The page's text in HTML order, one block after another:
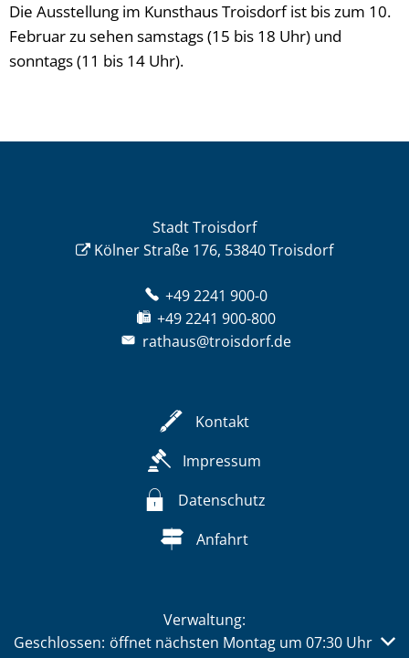
Die Ausstellung im Kunsthaus Troisdorf ist bis zum 10.
Februar zu sehen samstags (15 bis 18 Uhr) und
sonntags (11 bis 14 Uhr).
Stadt Troisdorf
Kölner Straße 176, 53840 Troisdorf
+49 2241 900-0
+49 2241 900-800
rathaus@troisdorf.de
Kontakt
Impressum
Datenschutz
Anfahrt
Verwaltung:
Klicken, um weitere Öffnungs- oder Schließzeiten
Geschlossen: öffnet nächsten Montag um 07:30 Uhr